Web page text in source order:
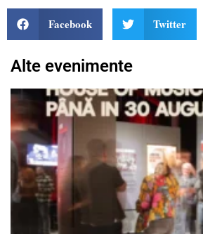
Facebook Twitter
Alte evenimente